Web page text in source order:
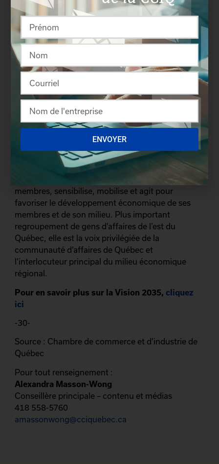
la Capitale-Nationale. En tant qu’actrice
économique d’importance, la CCIQ est fière de se
doter d’un plan d’action qui lui permettra de guider
ses interventions auprès des différentes instances
du milieu économique. Un plan d’une telle
envergure s’avérait nécessaire pour nous
permettre de concerter nos actions et d’œuvrer
pour le développement économique de notre ville.
», souligne le président et chef de la direction de la
CCIQ, Steeve Lavoie.
À propos de la Chambre de commerce et
d’industrie de Québec
La Chambre de commerce et d’industrie de
Québec (CCIQ), qui regroupe plus de 3800
membres, sensibilise, mobilise et agit pour
favoriser le développement économique de ses
membres et de son milieu. Plus important
regroupement de gens d’affaires de l’est du
Québec, elle est la voix privilégiée de la
communauté d’affaires de Québec et
l’interlocuteur principal du milieu économique
régional.
Pour en savoir plus sur la Vision 2035, cliquez
ici
-30-
Source : Chambre de commerce et d’industrie de
Québec
Pour tout renseignement :
Alexandra Masson-Wong
Conseillère principale – contenu et médias
418 558-5760
amassonwong@cciquebec.ca
ENVOYER